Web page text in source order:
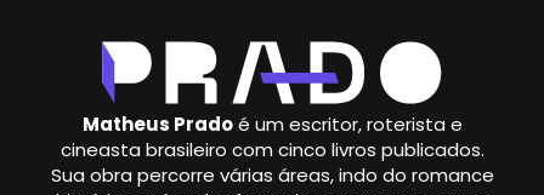
Matheus Pradoé um escritor, roterista e
cineasta brasileiro com cinco livros publicados.
Sua obra percorre várias áreas, indo do romance